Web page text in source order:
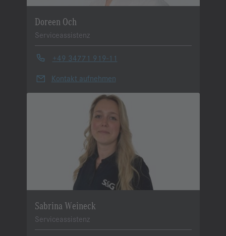
Doreen Och
Serviceassistenz
+49 34771 919-11
Kontakt aufnehmen
Sabrina Weineck
Serviceassistenz